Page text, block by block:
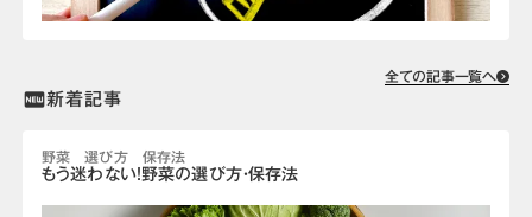
全ての記事一覧へ
fiber_new新着記事
野菜 選び方 保存法
もう迷わない！野菜の選び方・保存法